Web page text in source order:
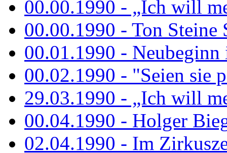
00.00.1990 - „Ich will
00.00.1990 - Ton Steine
00.01.1990 -
00.02.1990 - "Seien sie
29.03.1990 - „Ich will
00.04.1990 - Holger
02.04.1990 - Im